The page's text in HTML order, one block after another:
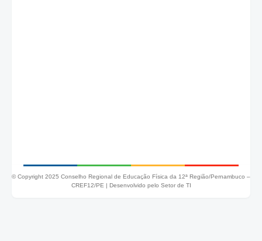
© Copyright 2025 Conselho Regional de Educação Física da 12ª Região/Pernambuco –
CREF12/PE | Desenvolvido pelo Setor de TI